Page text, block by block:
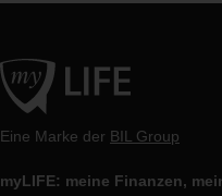
Eine Marke der BIL Group
myLIFE: meine Finanzen,